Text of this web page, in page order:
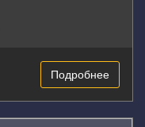
Подробнее